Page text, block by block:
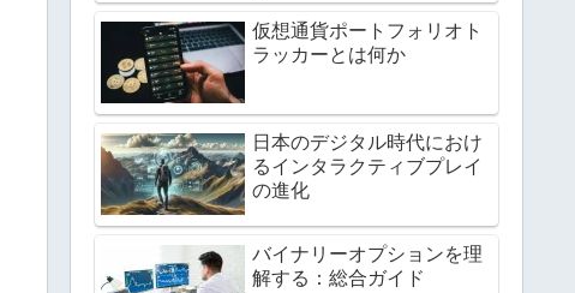
仮想通貨ポートフォリオト
ラッカーとは何か
日本のデジタル時代におけ
るインタラクティブプレイ
の進化
バイナリーオプションを理
解する：総合ガイド